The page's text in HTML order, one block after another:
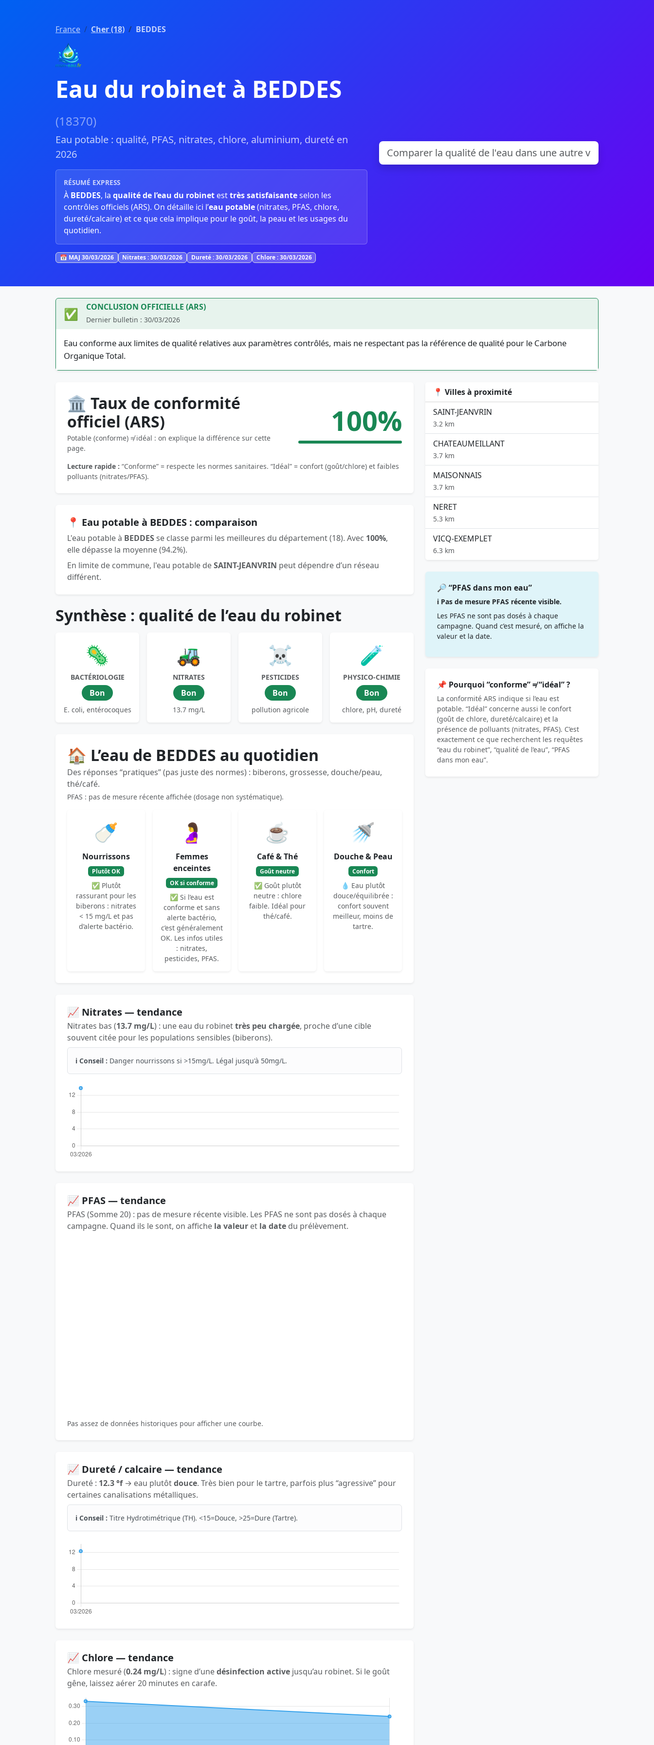
France Cher (18) BEDDES
Eau du robinet à BEDDES
(18370)
Eau potable : qualité, PFAS, nitrates, chlore, aluminium, dureté en
2026
RÉSUMÉ EXPRESS
À BEDDES, la qualité de l’eau du robinet esttrès satisfaisanteselon les
contrôles officiels (ARS). On détaille ici l’eau potable(nitrates, PFAS, chlore,
dureté/calcaire) et ce que cela implique pour le goût, la peau et les usages du
quotidien.
📅 MAJ 30/03/2026 Nitrates : 30/03/2026 Dureté : 30/03/2026 Chlore : 30/03/2026
✅ CONCLUSION OFFICIELLE (ARS)
Dernier bulletin : 30/03/2026
Eau conforme aux limites de qualité relatives aux paramètres contrôlés, mais ne respectant pas la référence de qualité pour le Carbone
Organique Total.
🏛️ Taux de conformité
officiel (ARS)
Potable (conforme) ≠ idéal : on explique la différence sur cette
page.
100%
Lecture rapide : “Conforme” = respecte les normes sanitaires. “Idéal” = confort (goût/chlore) et faibles
polluants (nitrates/PFAS).
📍 Eau potable à BEDDES : comparaison
L'eau potable à BEDDESse classe parmi les meilleures du département (18). Avec 100%,
elle dépasse la moyenne (94.2%).
En limite de commune, l'eau potable deSAINT-JEANVRIN peut dépendre d’un réseau
différent.
Synthèse : qualité de l’eau du robinet
🦠
BACTÉRIOLOGIE
Bon
E. coli, entérocoques
🚜
NITRATES
Bon
13.7 mg/L
☠️
PESTICIDES
Bon
pollution agricole
🧪
PHYSICO-CHIMIE
Bon
chlore, pH, dureté
🏠 L’eau de BEDDES au quotidien
Des réponses “pratiques” (pas juste des normes) : biberons, grossesse, douche/peau,
thé/café.
PFAS : pas de mesure récente affichée (dosage non systématique).
🍼
Nourrissons
Plutôt OK
✅ Plutôt
rassurant pour les
biberons : nitrates
< 15 mg/L et pas
d’alerte bactério.
🤰
Femmes
enceintes
OK si conforme
✅ Si l’eau est
conforme et sans
alerte bactério,
c’est généralement
OK. Les infos utiles
: nitrates,
pesticides, PFAS.
☕
Café & Thé
Goût neutre
✅ Goût plutôt
neutre : chlore
faible. Idéal pour
thé/café.
🚿
Douche & Peau
Confort
💧 Eau plutôt
douce/équilibrée :
confort souvent
meilleur, moins de
tartre.
📈 Nitrates — tendance
Nitrates bas (13.7 mg/L) : une eau du robinettrès peu chargée, proche d’une cible
souvent citée pour les populations sensibles (biberons).
ℹ️ Conseil : Danger nourrissons si >15mg/L. Légal jusqu'à 50mg/L.
📈 PFAS — tendance
PFAS (Somme 20) : pas de mesure récente visible. Les PFAS ne sont pas dosés à chaque
campagne. Quand ils le sont, on affiche la valeur et la date du prélèvement.
Pas assez de données historiques pour afficher une courbe.
📈 Dureté / calcaire — tendance
Dureté : 12.3 °f→ eau plutôtdouce. Très bien pour le tartre, parfois plus “agressive” pour
certaines canalisations métalliques.
ℹ️ Conseil : Titre Hydrotimétrique (TH). <15=Douce, >25=Dure (Tartre).
📈 Chlore — tendance
Chlore mesuré (0.24 mg/L) : signe d’unedésinfection active jusqu’au robinet. Si le goût
gêne, laissez aérer 20 minutes en carafe.
📍 Villes à proximité
SAINT-JEANVRIN
3.2 km
CHATEAUMEILLANT
3.7 km
MAISONNAIS
3.7 km
NERET
5.3 km
VICQ-EXEMPLET
6.3 km
🔎 “PFAS dans mon eau”
ℹ️ Pas de mesure PFAS récente visible.
Les PFAS ne sont pas dosés à chaque
campagne. Quand c’est mesuré, on affiche la
valeur et la date.
📌 Pourquoi “conforme” ≠ “idéal” ?
La conformité ARS indique si l’eau est
potable. “Idéal” concerne aussi le confort
(goût de chlore, dureté/calcaire) et la
présence de polluants (nitrates, PFAS). C’est
exactement ce que recherchent les requêtes
“eau du robinet”, “qualité de l’eau”, “PFAS
dans mon eau”.